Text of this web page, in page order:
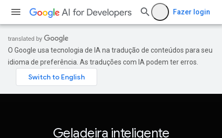
Fazer login
O Google usa tecnologia de IA na tradução de conteúdos para seu
idioma de preferência. As traduções com IA podem ter erros.
Geladeira inteligente